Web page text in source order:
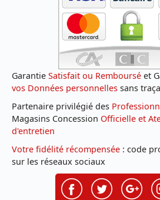
Garantie Satisfait ou Remboursé et
vos Données personnelles sans
Partenaire privilégié des
Magasins Concession Officielle et
d'entretien
Votre fidélité récompensée : code
sur les réseaux sociaux